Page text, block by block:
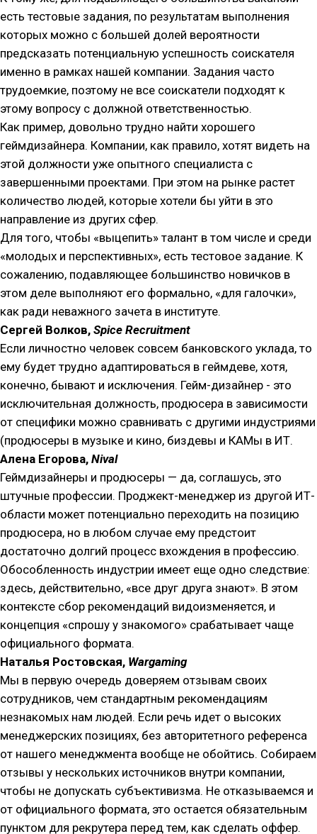
есть тестовые задания, по результатам выполнения
которых можно с большей долей вероятности
предсказать потенциальную успешность соискателя
именно в рамках нашей компании. Задания часто
трудоемкие, поэтому не все соискатели подходят к
этому вопросу с должной ответственностью.
Как пример, довольно трудно найти хорошего
геймдизайнера. Компании, как правило, хотят видеть на
этой должности уже опытного специалиста с
завершенными проектами. При этом на рынке растет
количество людей, которые хотели бы уйти в это
направление из других сфер.
Для того, чтобы «выцепить» талант в том числе и среди
«молодых и перспективных», есть тестовое задание. К
сожалению, подавляющее большинство новичков в
этом деле выполняют его формально, «для галочки»,
как ради неважного зачета в институте.
Сергей Волков, Spice Recruitment
Если личностно человек совсем банковского уклада, то
ему будет трудно адаптироваться в геймдеве, хотя,
конечно, бывают и исключения. Гейм-дизайнер - это
исключительная должность, продюсера в зависимости
от специфики можно сравнивать с другими индустриями
(продюсеры в музыке и кино, биздевы и КАМы в ИТ.
Алена Егорова, Nival
Геймдизайнеры и продюсеры — да, соглашусь, это
штучные профессии. Проджект-менеджер из другой ИТ-
области может потенциально переходить на позицию
продюсера, но в любом случае ему предстоит
достаточно долгий процесс вхождения в профессию.
Обособленность индустрии имеет еще одно следствие:
здесь, действительно, «все друг друга знают». В этом
контексте сбор рекомендаций видоизменяется, и
концепция «спрошу у знакомого» срабатывает чаще
официального формата.
Наталья Ростовская, Wargaming
Мы в первую очередь доверяем отзывам своих
сотрудников, чем стандартным рекомендациям
незнакомых нам людей. Если речь идет о высоких
менеджерских позициях, без авторитетного референса
от нашего менеджмента вообще не обойтись. Собираем
отзывы у нескольких источников внутри компании,
чтобы не допускать субъективизма. Не отказываемся и
от официального формата, это остается обязательным
пунктом для рекрутера перед тем, как сделать оффер.